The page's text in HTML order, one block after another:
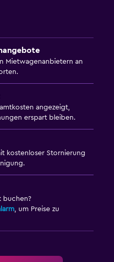
Mietwagenanbietern an
angezeigt,
erspart bleiben.
kostenloser Stornierung
buchen?
, um Preise zu